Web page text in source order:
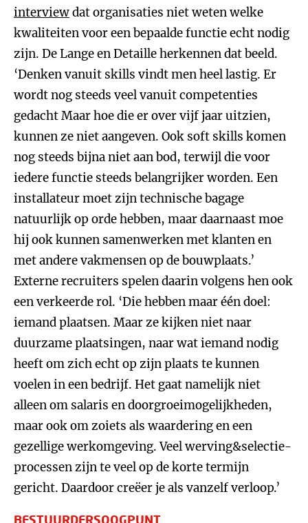
interviewdat organisaties niet weten welke
kwaliteiten voor een bepaalde functie echt nodig
zijn. De Lange en Detaille herkennen dat beeld.
‘Denken vanuit skills vindt men heel lastig. Er
wordt nog steeds veel vanuit competenties
gedacht Maar hoe die er over vijf jaar uitzien,
kunnen ze niet aangeven. Ook soft skills komen
nog steeds bijna niet aan bod, terwijl die voor
iedere functie steeds belangrijker worden. Een
installateur moet zijn technische bagage
natuurlijk op orde hebben, maar daarnaast moe
hij ook kunnen samenwerken met klanten en
met andere vakmensen op de bouwplaats.’
Externe recruiters spelen daarin volgens hen ook
een verkeerde rol. ‘Die hebben maar één doel:
iemand plaatsen. Maar ze kijken niet naar
duurzame plaatsingen, naar wat iemand nodig
heeft om zich echt op zijn plaats te kunnen
voelen in een bedrijf. Het gaat namelijk niet
alleen om salaris en doorgroeimogelijkheden,
maar ook om zoiets als waardering en een
gezellige werkomgeving. Veel werving&selectie-
processen zijn te veel op de korte termijn
gericht. Daardoor creëer je als vanzelf verloop.’
BESTUURDERSOOGPUNT